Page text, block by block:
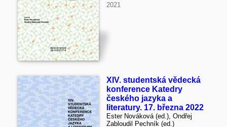
2021
XIV. studentská vědecká
konference Katedry
českého jazyka a
literatury. 17. března 2022
Ester Nováková (ed.), Ondřej
Zabloudil Pechník (ed.)